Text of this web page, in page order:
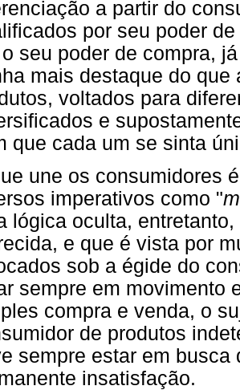
a partir do
por seu poder
seu poder de compra,
mais destaque do que
voltados para
e
que cada um se sinta
une os consumidores
imperativos como "
lógica oculta,
e que é vista por
sob a égide do
sempre em movimento
compra e venda, o
de produtos
sempre estar em
insatisfação.